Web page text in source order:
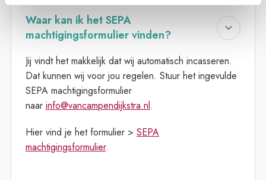
Waar kan ik het SEPA
machtigingsformulier vinden?
Jij vindt het makkelijk dat wij automatisch incasseren.
Dat kunnen wij voor jou regelen. Stuur het ingevulde
SEPA machtigingsformulier
naar info@vancampendijkstra.nl.
Hier vind je het formulier > SEPA
machtigingsformulier.